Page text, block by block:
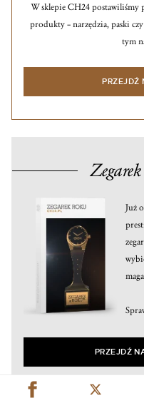
W sklepie CH24 postawiliśmy
produkty – narzędzia, paski
tym
PRZEJDŹ
Już
PRZEJDŹ